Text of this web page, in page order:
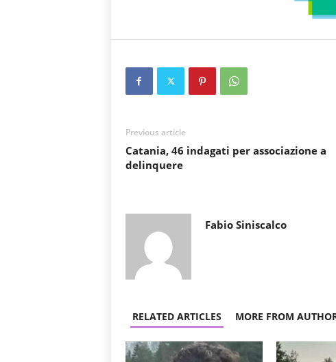
Previous article
Catania, 46 indagati per associazione a
delinquere
Fabio Siniscalco
RELATED ARTICLES MORE FROM